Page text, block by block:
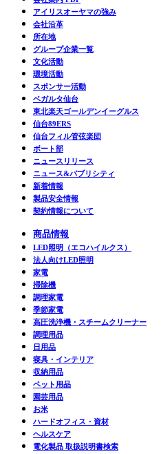
アイリスオーヤマの強み
会社沿革
所在地
グループ企業一覧
文化活動
環境活動
スポンサー活動
ベガルタ仙台
東北楽天ゴールデンイーグルス
仙台89ERS
仙台フィル管弦楽団
ボート部
ニュースリリース
ニュース&パブリシティ
新着情報
製品安全情報
契約情報について
商品情報
LED照明（エコハイルクス）
法人向けLED照明
家電
掃除機
調理家電
季節家電
高圧洗浄機・スチームクリーナー
調理用品
日用品
寝具・インテリア
収納用品
ペット用品
園芸用品
お米
ハードオフィス・資材
ヘルスケア
電化製品 取扱説明書検索